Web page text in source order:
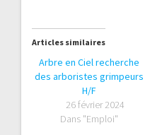
Articles similaires
Arbre en Ciel recherche
des arboristes grimpeurs
H/F
26 février 2024
Dans "Emploi"